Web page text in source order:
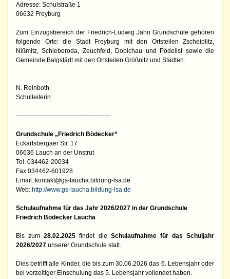
Adresse: Schulstraße 1
06632 Freyburg
Zum Einzugsbereich der Friedrich-Ludwig Jahn Grundschule gehören
folgende Orte: die Stadt Freyburg mit den Ortsteilen Zscheiplitz,
Nißmitz, Schleberoda, Zeuchfeld, Dobichau und Pödelist sowie die
Gemeinde Balgstädt mit den Ortsteilen Größnitz und Städten.
N. Reinboth
Schulleiterin
----------------------------------------------
Grundschule „Friedrich Bödecker“
Eckartsbergaer Str. 17
06636 Lauch an der Unstrut
Tel. 034462-20034
Fax 034462-601928
Email: kontakt@gs-laucha.bildung-lsa.de
Web: http://www.gs-laucha.bildung-lsa.de
Schulaufnahme für das Jahr 2026/2027 in der Grundschule
Friedrich Bödecker Laucha
Bis zum28.02.2025 findet die Schulaufnahme für das Schuljahr
2026/2027 unserer Grundschule statt.
Dies betrifft alle Kinder, die bis zum 30.06.2026 das 6. Lebensjahr oder
bei vorzeitiger Einschulung das 5. Lebensjahr vollendet haben.